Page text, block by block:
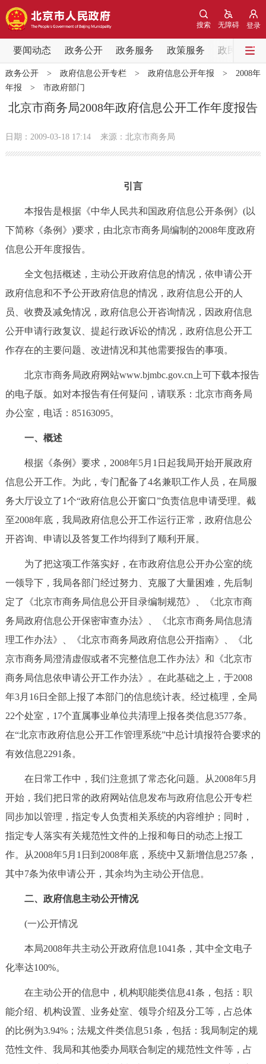
登录
无障碍
搜索
要闻动态 政务公开 政务服务 政策服务 政民互动
要闻动态
党中央精神 国务院信息 中央部委动态
北京要闻 会议信息 部门动态
各区热点
市领导 机构职能 政策服务
政策兑现
决策公开 专题公开
政务服务
便民服务 利企服务 投资项目
中介服务
政民互动
参与调查 在线访谈 图说互动
走进北京
北京概况 十六区概览 人文北京
绿色北京 图说北京 视频北京
ENGLISH 한국어 日本語
DEUTSCH FRANÇAIS РУССКИЙ ЯЗЫК
ESPAÑOL العربية PORTUGUÊS
回到顶部
政务公开> 政府信息公开专栏> 政府信息公开年报 > 2008年
年报 > 市政府部门
北京市商务局2008年政府信息公开工作年度报告
日期：2009-03-18 17:14 来源：北京市商务局
引言
本报告是根据《中华人民共和国政府信息公开条例》(以
下简称《条例》)要求，由北京市商务局编制的2008年度政府
信息公开年度报告。
全文包括概述，主动公开政府信息的情况，依申请公开
政府信息和不予公开政府信息的情况，政府信息公开的人
员、收费及减免情况，政府信息公开咨询情况，因政府信息
公开申请行政复议、提起行政诉讼的情况，政府信息公开工
作存在的主要问题、改进情况和其他需要报告的事项。
北京市商务局政府网站www.bjmbc.gov.cn上可下载本报告
的电子版。如对本报告有任何疑问，请联系：北京市商务局
办公室，电话：85163095。
一、概述
根据《条例》要求，2008年5月1日起我局开始开展政府
信息公开工作。为此，专门配备了4名兼职工作人员，在局服
务大厅设立了1个“政府信息公开窗口”负责信息申请受理。截
至2008年底，我局政府信息公开工作运行正常，政府信息公
开咨询、申请以及答复工作均得到了顺利开展。
为了把这项工作落实好，在市政府信息公开办公室的统
一领导下，我局各部门经过努力、克服了大量困难，先后制
定了《北京市商务局信息公开目录编制规范》、《北京市商
务局政府信息公开保密审查办法》、《北京市商务局信息清
理工作办法》、《北京市商务局政府信息公开指南》、《北
京市商务局澄清虚假或者不完整信息工作办法》和《北京市
商务局信息依申请公开工作办法》。在此基础之上，于2008
年3月16日全部上报了本部门的信息统计表。经过梳理，全局
22个处室，17个直属事业单位共清理上报各类信息3577条。
在“北京市政府信息公开工作管理系统”中总计填报符合要求的
有效信息2291条。
在日常工作中，我们注意抓了常态化问题。从2008年5月
开始，我们把日常的政府网站信息发布与政府信息公开专栏
同步加以管理，指定专人负责相关系统的内容维护；同时，
指定专人落实有关规范性文件的上报和每日的动态上报工
作。从2008年5月1日到2008年底，系统中又新增信息257条，
其中7条为依申请公开，其余均为主动公开信息。
二、政府信息主动公开情况
(一)公开情况
本局2008年共主动公开政府信息1041条，其中全文电子
化率达100%。
在主动公开的信息中，机构职能类信息41条，包括：职
能介绍、机构设置、业务处室、领导介绍及分工等，占总体
的比例为3.94%；法规文件类信息51条，包括：我局制定的规
范性文件、我局和其他委办局联合制定的规范性文件等，占